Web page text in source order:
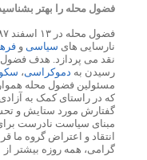
فضول محله را بهتر
نارسایی های سیاسی و
نقد می پردازد. هدف
رسیدن به دموکراسی،
مسئولین فضول محله
که در راستای کمک به
گفتارش مورد ستایش و
مبنای سیاست نادرست
انتقاد و اعتراض گروه ما
گرامی، همه روزه بیشتر از ۱۰،۰۰۰ نفر از این سایت دیدن می کنند.